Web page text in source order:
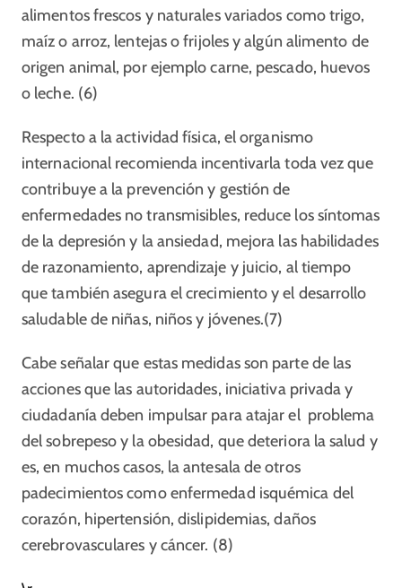
alimentos frescos y naturales variados como trigo,
maíz o arroz, lentejas o frijoles y algún alimento de
origen animal, por ejemplo carne, pescado, huevos
o leche. (6)
Respecto a la actividad física, el organismo
internacional recomienda incentivarla toda vez que
contribuye a la prevención y gestión de
enfermedades no transmisibles, reduce los síntomas
de la depresión y la ansiedad, mejora las habilidades
de razonamiento, aprendizaje y juicio, al tiempo
que también asegura el crecimiento y el desarrollo
saludable de niñas, niños y jóvenes.(7)
Cabe señalar que estas medidas son parte de las
acciones que las autoridades, iniciativa privada y
ciudadanía deben impulsar para atajar el problema
del sobrepeso y la obesidad, que deteriora la salud y
es, en muchos casos, la antesala de otros
padecimientos como enfermedad isquémica del
corazón, hipertensión, dislipidemias, daños
cerebrovasculares y cáncer. (8)